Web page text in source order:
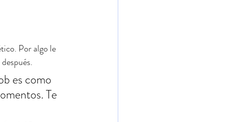
Por algo le
es como
Te